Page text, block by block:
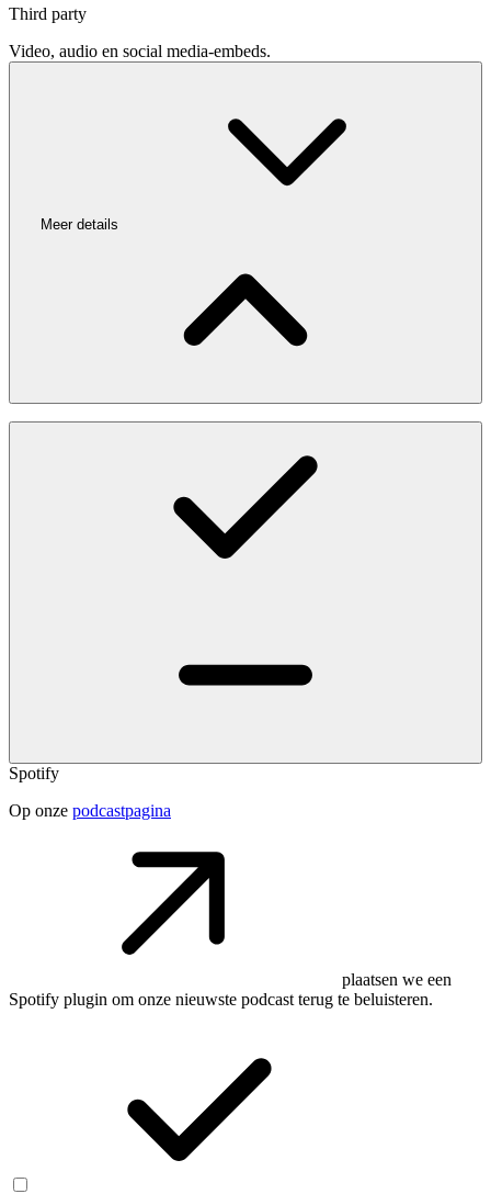
Third party
Video, audio en social media-embeds.
Meer details
Spotify
Op onze podcastpagina
plaatsen we een
Spotify plugin om onze nieuwste podcast terug te beluisteren.